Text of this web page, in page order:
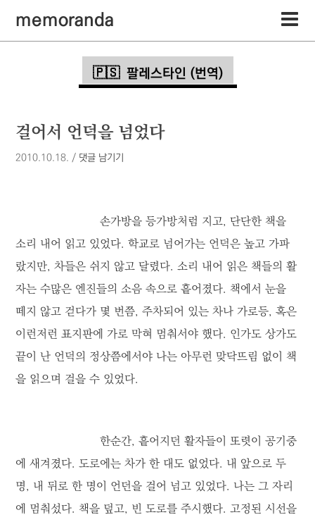
memoranda
팔레스타인 (번역)
걸어서 언덕을 넘었다
2010.10.18. / 댓글 남기기
손가방을 등가방처럼 지고, 단단한 책을
소리 내어 읽고 있었다. 학교로 넘어가는 언덕은 높고 가파
랐지만, 차들은 쉬지 않고 달렸다. 소리 내어 읽은 책들의 활
자는 수많은 엔진들의 소음 속으로 흩어졌다. 책에서 눈을
떼지 않고 걷다가 몇 번쯤, 주차되어 있는 차나 가로등, 혹은
이런저런 표지판에 가로 막혀 멈춰서야 했다. 인가도 상가도
끝이 난 언덕의 정상쯤에서야 나는 아무런 맞닥뜨림 없이 책
을 읽으며 걸을 수 있었다.
한순간, 흩어지던 활자들이 또렷이 공기중
에 새겨졌다. 도로에는 차가 한 대도 없었다. 내 앞으로 두
명, 내 뒤로 한 명이 언던을 걸어 넘고 있었다. 나는 그 자리
에 멈춰섰다. 책을 덮고, 빈 도로를 주시했다. 고정된 시선을